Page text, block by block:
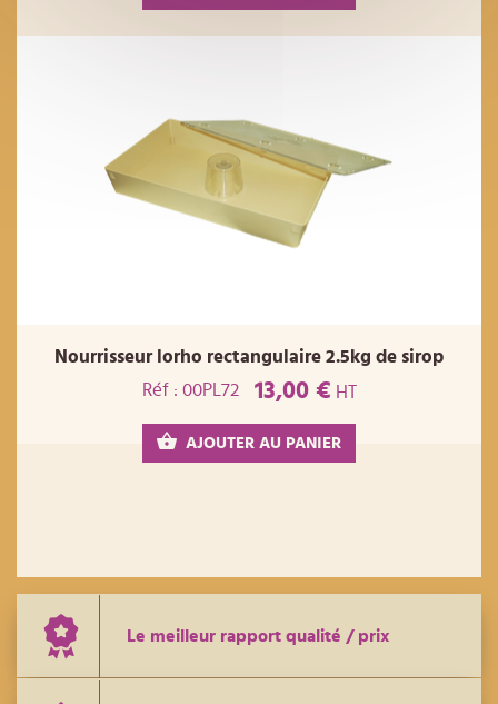
Nourrisseur lorho rectangulaire 2.5kg de sirop
Réf : 00PL72
13,00 € HT
AJOUTER AU PANIER
Le meilleur rapport qualité / prix